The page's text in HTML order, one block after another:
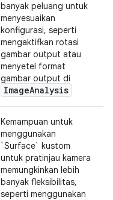
banyak peluang untuk
menyesuaikan
konfigurasi, seperti
mengaktifkan rotasi
gambar output atau
menyetel format
gambar output di
ImageAnalysis
Kemampuan untuk
menggunakan
`Surface` kustom
untuk pratinjau kamera
memungkinkan lebih
banyak fleksibilitas,
seperti menggunakan